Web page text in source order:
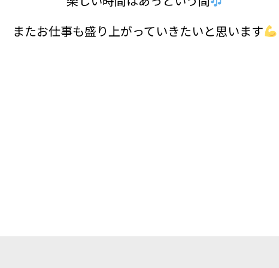
またお仕事も盛り上がっていきたいと思います